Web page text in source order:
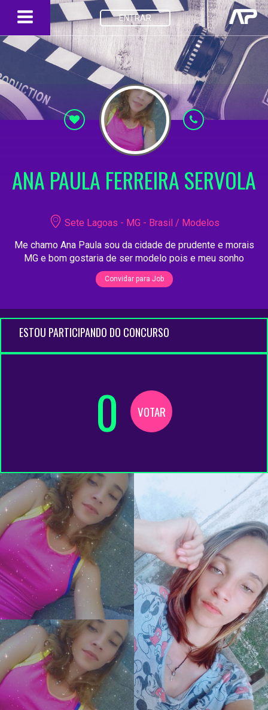
ENTRAR
ANA PAULA FERREIRA SERVOLA
Sete Lagoas - MG - Brasil / Modelos
Me chamo Ana Paula sou da cidade de prudente e morais
MG e bom gostaria de ser modelo pois e meu sonho
Convidar para Job
ESTOU PARTICIPANDO DO CONCURSO
0 VOTAR